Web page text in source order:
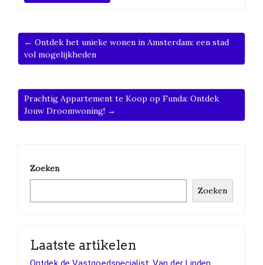
← Ontdek het unieke wonen in Amsterdam: een stad
vol mogelijkheden
Prachtig Appartement te Koop op Funda: Ontdek
Jouw Droomwoning! →
Zoeken
Zoeken
Laatste artikelen